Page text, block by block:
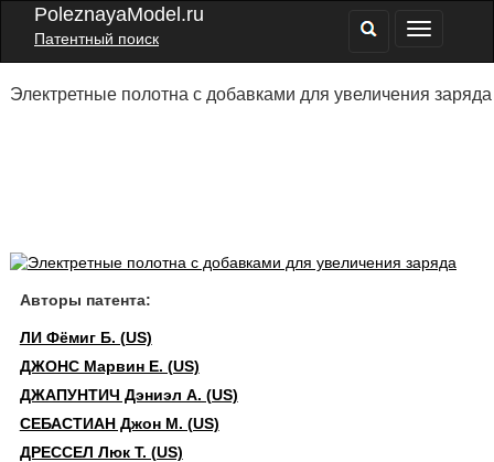
PoleznayaModel.ru
Патентный поиск
Электретные полотна с добавками для увеличения заряда
Авторы патента:
ЛИ Фёмиг Б. (US)
ДЖОНС Марвин Е. (US)
ДЖАПУНТИЧ Дэниэл А. (US)
СЕБАСТИАН Джон М. (US)
ДРЕССЕЛ Люк Т. (US)